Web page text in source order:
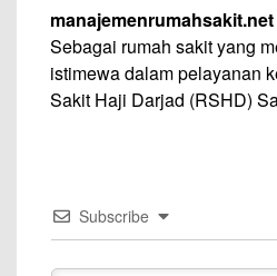
manajemenrumahsakit.net
Sebagai rumah sakit yang
istimewa dalam pelayanan
Sakit Haji Darjad (RSHD)
Subscribe